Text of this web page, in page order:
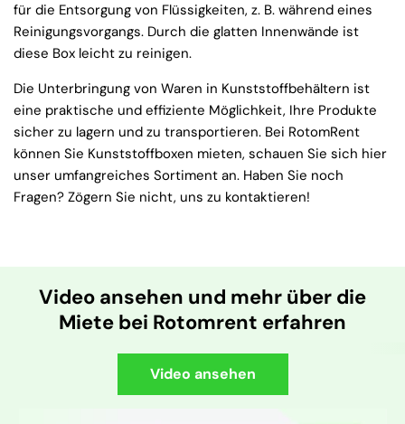
für die Entsorgung von Flüssigkeiten, z. B. während eines
Reinigungsvorgangs. Durch die glatten Innenwände ist
diese Box leicht zu reinigen.
Die Unterbringung von Waren in Kunststoffbehältern ist
eine praktische und effiziente Möglichkeit, Ihre Produkte
sicher zu lagern und zu transportieren. Bei RotomRent
können Sie Kunststoffboxen mieten, schauen Sie sich hier
unser umfangreiches Sortiment an. Haben Sie noch
Fragen? Zögern Sie nicht, uns zu kontaktieren!
Video ansehen und mehr über die
Miete bei Rotomrent erfahren
Video ansehen